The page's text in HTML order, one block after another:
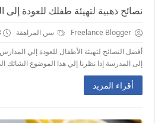
نصائح ذهبية لتهيئة طفلك للعودة
Freelance Blogger سن المراهقة
أفضل النصائح لتهيئة الأطفال للعودة إلي
إلى المدرسة إذا نظرنا إلي هذا الموضوع الشائك
أقراء المزيد